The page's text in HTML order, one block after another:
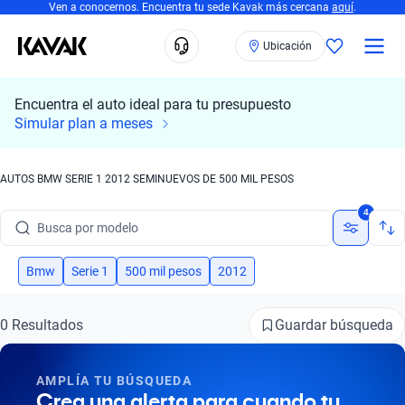
Ven a conocernos. Encuentra tu sede Kavak más cercana aquí.
Ubicación
Encuentra el auto ideal para tu presupuesto
Simular plan a meses
AUTOS BMW SERIE 1 2012 SEMINUEVOS DE 500 MIL PESOS
Busca por modelo
Busca por versión
Busca por marca
Busca por modelo
4
Bmw Serie 1 500 mil pesos 2012
0 Resultados Guardar búsqueda
AMPLÍA TU BÚSQUEDA